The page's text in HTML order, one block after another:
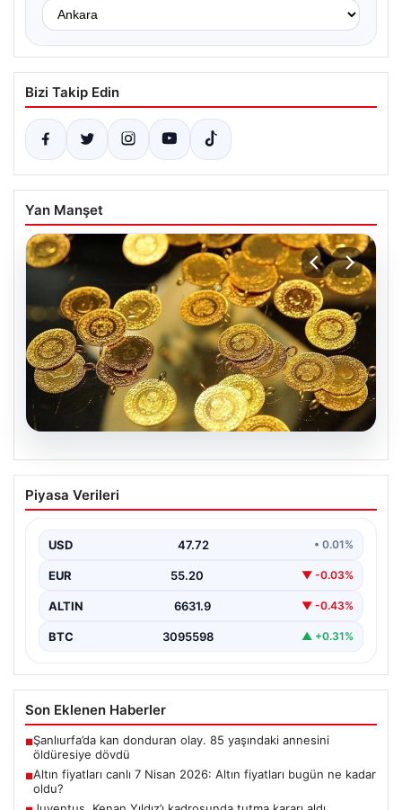
Bizi Takip Edin
Yan Manşet
Altın fiyatları canlı 7 Nisan 2026: Altın
fiyatları bugün ne kadar oldu?
Piyasa Verileri
USD 47.72 • 0.01%
EUR 55.20 ▼ -0.03%
ALTIN 6631.9 ▼ -0.43%
BTC 3095598 ▲ +0.31%
Son Eklenen Haberler
■Şanlıurfa’da kan donduran olay. 85 yaşındaki annesini
öldüresiye dövdü
■Altın fiyatları canlı 7 Nisan 2026: Altın fiyatları bugün ne kadar
oldu?